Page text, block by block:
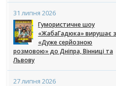
31 липня 2026
Гумористичне шоу
«ЖабаГадюка» вирушає з
«Дуже серйозною
розмовою» до Дніпра, Вінниці та
Львову
27 липня 2026